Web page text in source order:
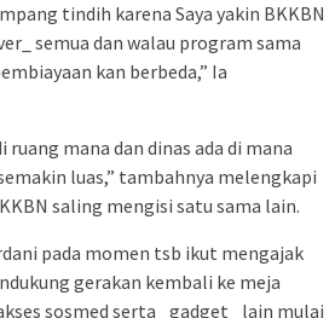
tindih karena Saya yakin BKKBN
semua dan walau program sama
kan berbeda,” Ia
mana dan dinas ada di mana
luas,” tambahnya melengkapi
saling mengisi satu sama lain.
pada momen tsb ikut mengajak
gerakan kembali ke meja
sosmed serta _gadget_ lain mulai